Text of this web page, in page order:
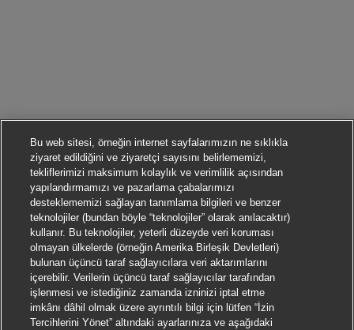
Başvurmak
Bu web sitesi, örneğin internet sayfalarımızın ne sıklıkla
ziyaret edildiğini ve ziyaretçi sayısını belirlememizi,
tekliflerimizi maksimum kolaylık ve verimlilik açısından
yapılandırmamızı ve pazarlama çabalarımızı
desteklememizi sağlayan tanımlama bilgileri ve benzer
teknolojiler (bundan böyle “teknolojiler” olarak anılacaktır)
kullanır. Bu teknolojiler, yeterli düzeyde veri koruması
olmayan ülkelerde (örneğin Amerika Birleşik Devletleri)
bulunan üçüncü taraf sağlayıcılara veri aktarımlarını
içerebilir. Verilerin üçüncü taraf sağlayıcılar tarafından
işlenmesi ve istediğiniz zamanda izninizi iptal etme
imkânı dâhil olmak üzere ayrıntılı bilgi için lütfen “İzin
Tercihlerini Yönet” altındaki ayarlarınıza ve aşağıdaki